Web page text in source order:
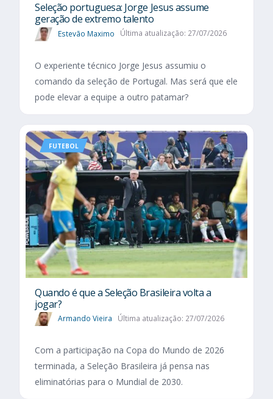
Seleção portuguesa: Jorge Jesus assume
geração de extremo talento
Estevão Maximo Última atualização: 27/07/2026
O experiente técnico Jorge Jesus assumiu o
comando da seleção de Portugal. Mas será que ele
pode elevar a equipe a outro patamar?
FUTEBOL
Quando é que a Seleção Brasileira volta a
jogar?
Armando Vieira Última atualização: 27/07/2026
Com a participação na Copa do Mundo de 2026
terminada, a Seleção Brasileira já pensa nas
eliminatórias para o Mundial de 2030.